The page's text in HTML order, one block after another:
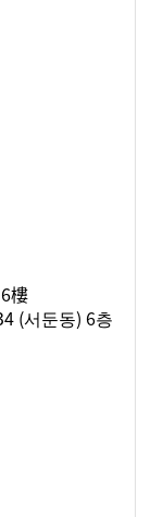
樓
(서둔동) 6층